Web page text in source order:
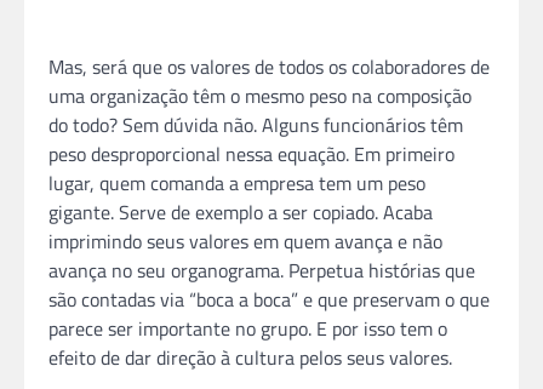
Mas, será que os valores de todos os colaboradores de
uma organização têm o mesmo peso na composição
do todo? Sem dúvida não. Alguns funcionários têm
peso desproporcional nessa equação. Em primeiro
lugar, quem comanda a empresa tem um peso
gigante. Serve de exemplo a ser copiado. Acaba
imprimindo seus valores em quem avança e não
avança no seu organograma. Perpetua histórias que
são contadas via “boca a boca” e que preservam o que
parece ser importante no grupo. E por isso tem o
efeito de dar direção à cultura pelos seus valores.